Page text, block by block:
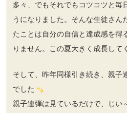
多々、でもそれでもコツコツと毎
うになりました。そんな生徒さん
たことは自分の自信と達成感を得
りません。この夏大きく成長して
そして、昨年同様引き続き、親子
でした
親子連弾は見ているだけで、じい